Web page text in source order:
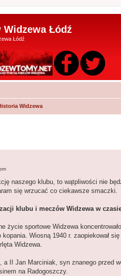
Łódź
Łódź
Widzewa
naszego klubu, to wątpliwości nie
się wrzucać co ciekawsze smaczki.
klubu i meczów Widzewa w
życie sportowe Widzewa
Wiosną 1940 r. zaopiekował
Widzewa.
a II Jan Marciniak, syn znanego przed
na Radogoszczy.